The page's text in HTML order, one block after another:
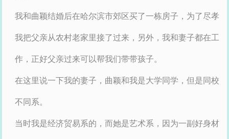
我和曲颖结婚后在哈尔滨市郊区买了一栋房子，为了尽孝
我把父亲从农村老家里接了过来，另外，我和妻子都在工
作，正好父亲过来可以帮我们带带孩子。
在这里说一下我的妻子，曲颖和我是大学同学，但是同校
不同系。
当时我是经济贸易系的，而她是艺术系，因为一副好身材